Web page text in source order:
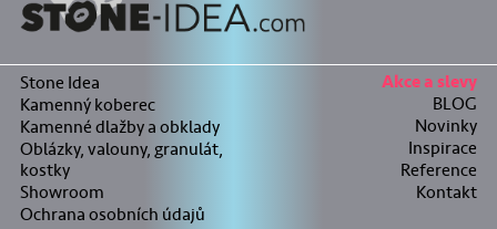
Stone Idea
Kamenný koberec
Kamenné dlažby a obklady
Oblázky, valouny, granulát,
kostky
Showroom
Ochrana osobních údajů
Akce a slevy
BLOG
Novinky
Inspirace
Reference
Kontakt